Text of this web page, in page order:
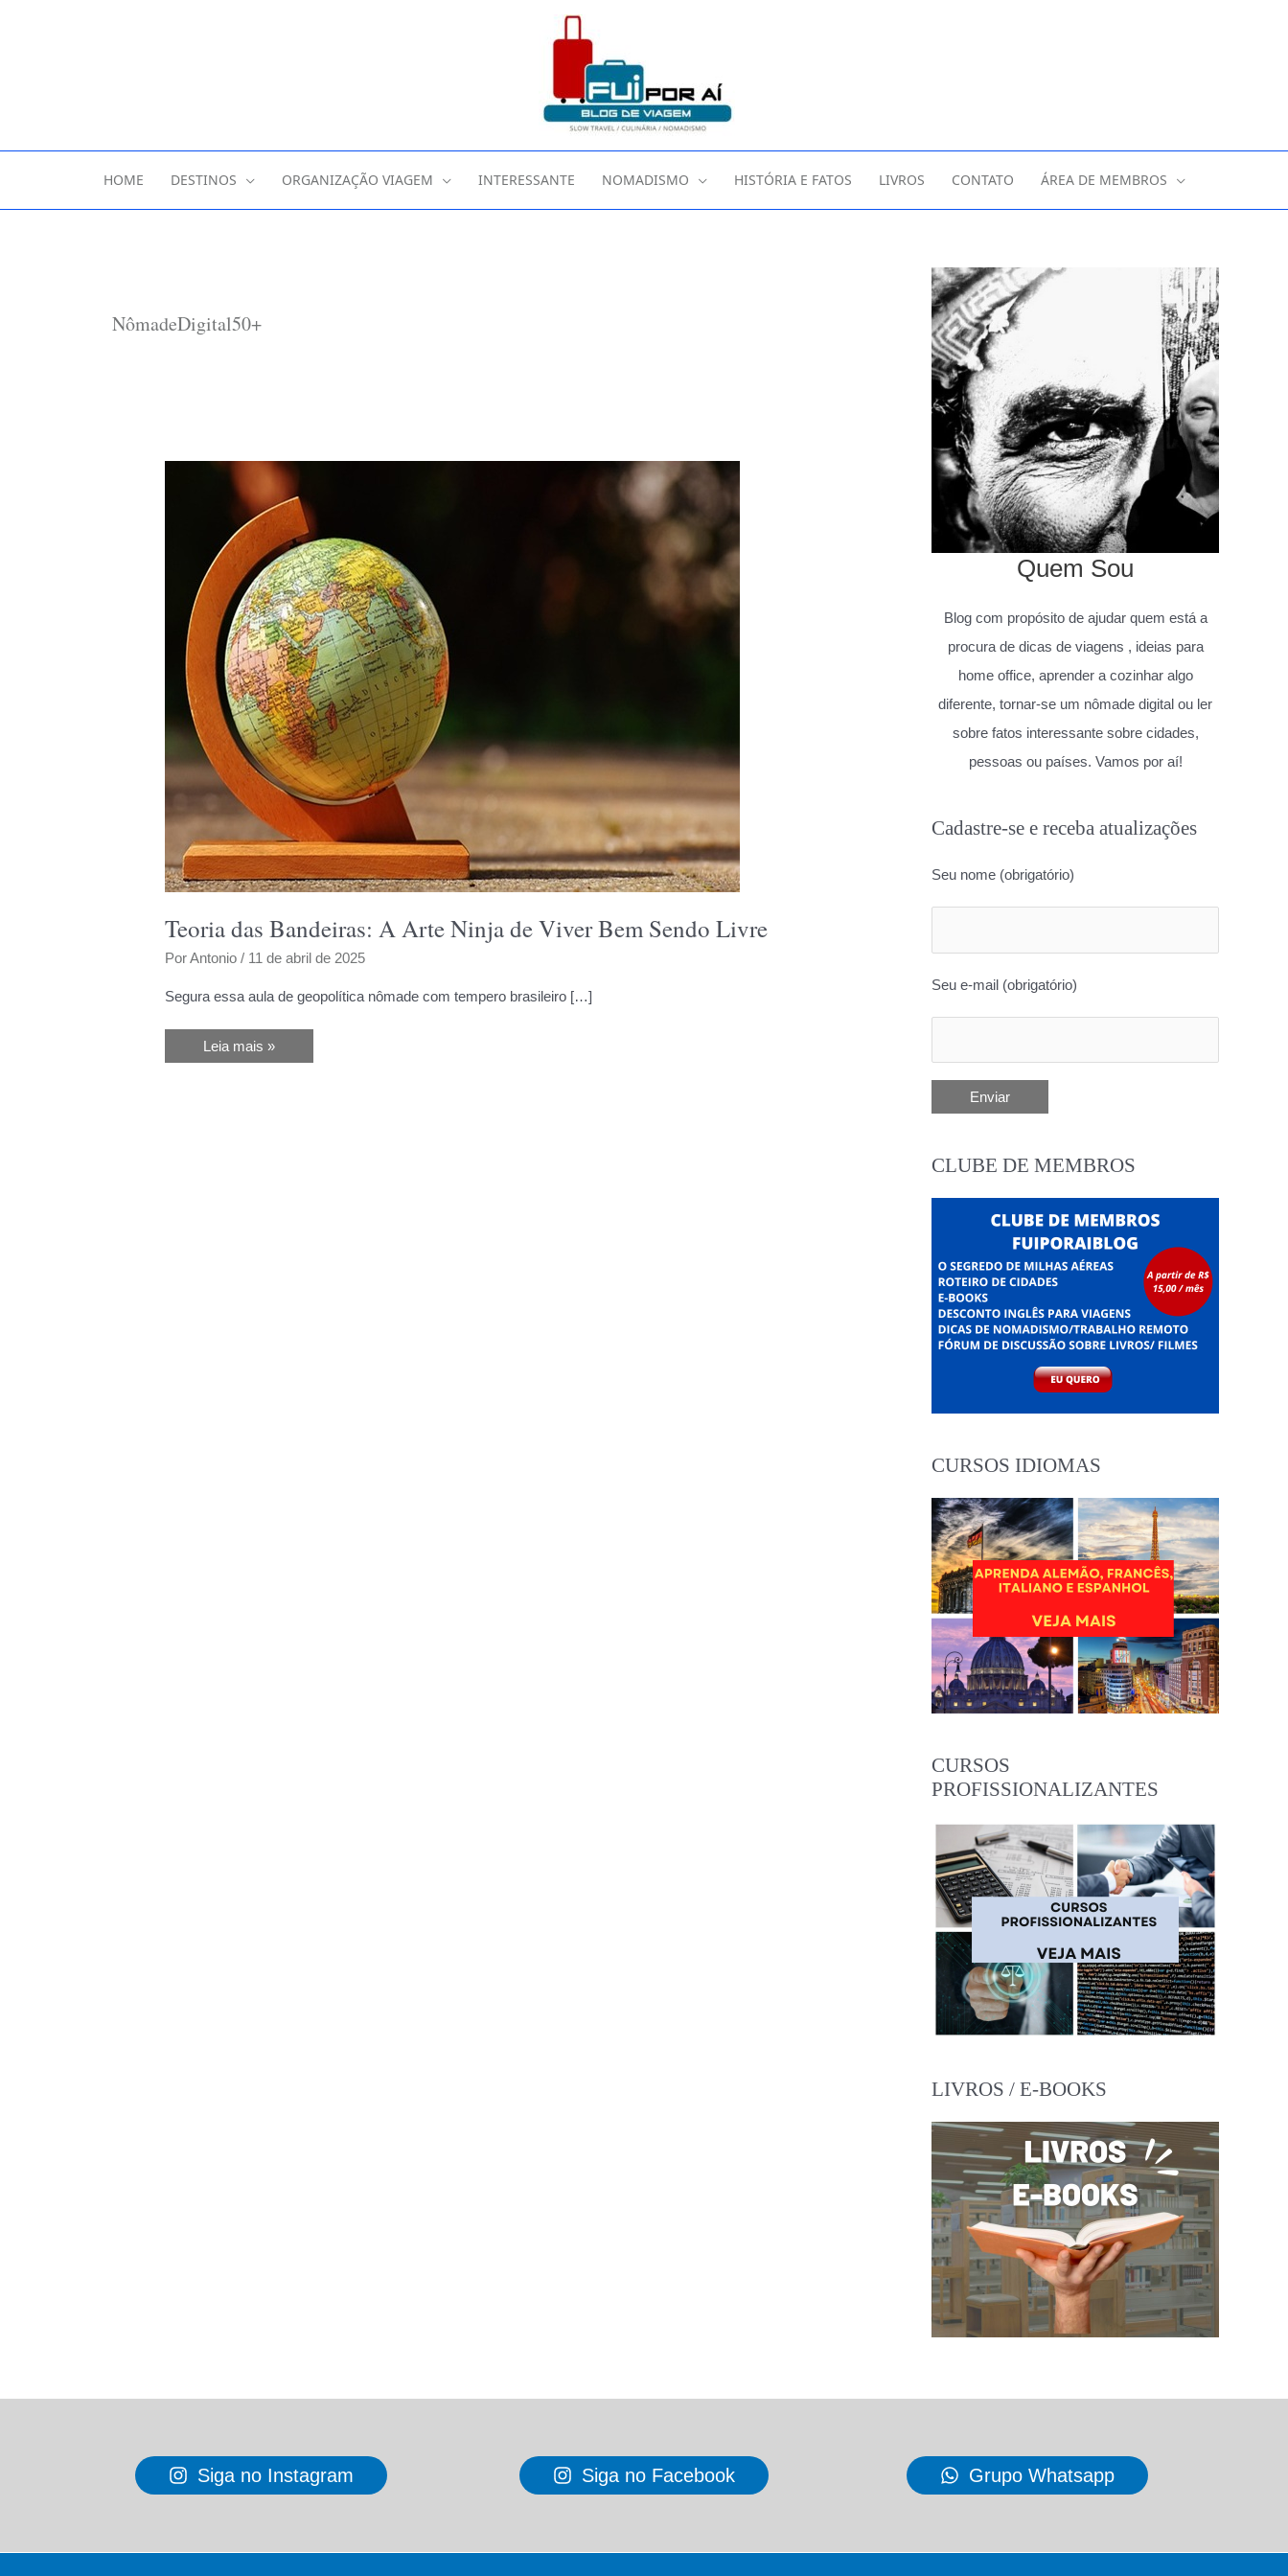
HOME DESTINOS ORGANIZAÇÃO VIAGEM INTERESSANTE NOMADISMO HISTÓRIA E FATOS LIVROS CONTATO ÁREA DE MEMBROS
NômadeDigital50+
Teoria das Bandeiras: A Arte Ninja de Viver Bem Sendo Livre
PorAntonio/ 11 de abril de 2025
Segura essa aula de geopolítica nômade com tempero brasileiro […]
Teoria
das
Leia mais »
Quem Sou
Blog com propósito de ajudar quem está a
procura de dicas de viagens , ideias para
home office, aprender a cozinhar algo
diferente, tornar-se um nômade digital ou ler
sobre fatos interessante sobre cidades,
pessoas ou países. Vamos por aí!
Cadastre-se e receba atualizações
Seu nome (obrigatório)
Seu e-mail (obrigatório)
CLUBE DE MEMBROS
CURSOS IDIOMAS
CURSOS
PROFISSIONALIZANTES
LIVROS / E-BOOKS
Siga no Instagram Siga no Facebook Grupo Whatsapp